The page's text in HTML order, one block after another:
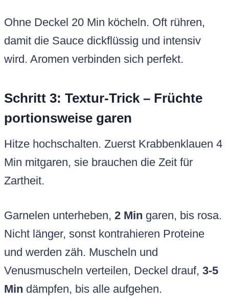
Ohne Deckel 20 Min köcheln. Oft rühren,
damit die Sauce dickflüssig und intensiv
wird. Aromen verbinden sich perfekt.
Schritt 3: Textur-Trick – Früchte
portionsweise garen
Hitze hochschalten. Zuerst Krabbenklauen 4
Min mitgaren, sie brauchen die Zeit für
Zartheit.
Garnelen unterheben, 2 Min garen, bis rosa.
Nicht länger, sonst kontrahieren Proteine
und werden zäh. Muscheln und
Venusmuscheln verteilen, Deckel drauf, 3-5
Min dämpfen, bis alle aufgehen.